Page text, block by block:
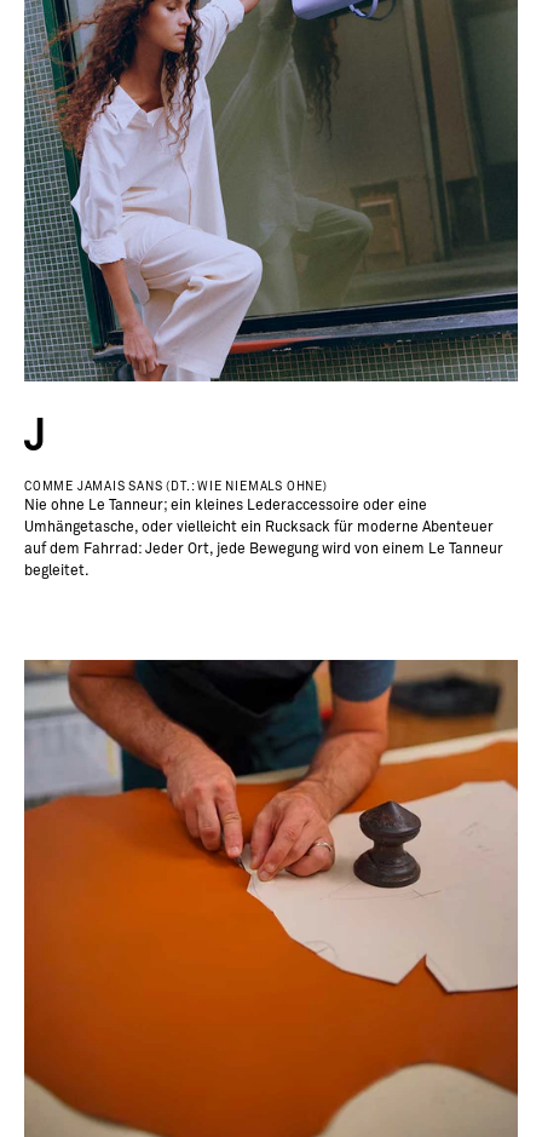
J
COMME JAMAIS SANS (DT.: WIE NIEMALS OHNE)
Nie ohne Le Tanneur; ein kleines Lederaccessoire oder eine
Umhängetasche, oder vielleicht ein Rucksack für moderne Abenteuer
auf dem Fahrrad: Jeder Ort, jede Bewegung wird von einem Le Tanneur
begleitet.